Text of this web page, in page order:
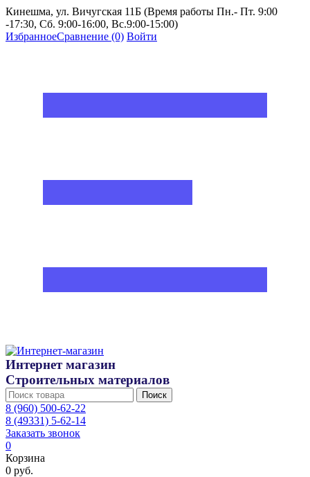
Кинешма, ул. Вичугская 11Б (Время работы Пн.- Пт. 9:00
-17:30, Сб. 9:00-16:00, Вс.9:00-15:00)
ИзбранноеСравнение (0) Войти
Интернет магазин
Строительных материалов
Поиск
8 (960) 500-62-22
8 (49331) 5-62-14
Заказать звонок
0
Корзина
0 руб.